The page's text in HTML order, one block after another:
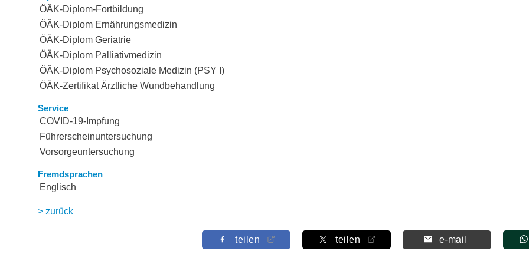
ÖÄK-Diplom-Fortbildung
ÖÄK-Diplom Ernährungsmedizin
ÖÄK-Diplom Geriatrie
ÖÄK-Diplom Palliativmedizin
ÖÄK-Diplom Psychosoziale Medizin (PSY I)
ÖÄK-Zertifikat Ärztliche Wundbehandlung
Service
COVID-19-Impfung
Führerscheinuntersuchung
Vorsorgeuntersuchung
Fremdsprachen
Englisch
> zurück
teilen teilen e-mail